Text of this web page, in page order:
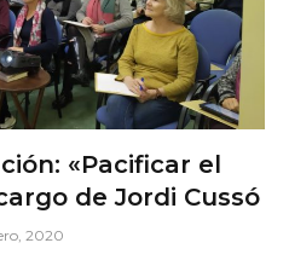
«Pacificar el
de Jordi Cussó
2020